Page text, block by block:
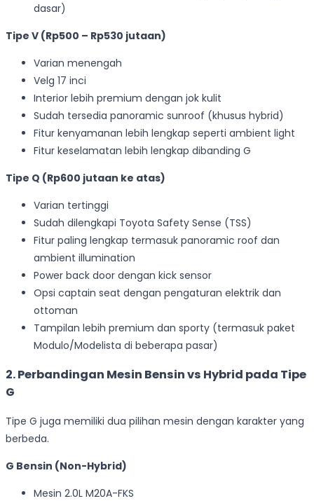
dasar)
Tipe V (Rp500 – Rp530 jutaan)
Varian menengah
Velg 17 inci
Interior lebih premium dengan jok kulit
Sudah tersedia panoramic sunroof (khusus hybrid)
Fitur kenyamanan lebih lengkap seperti ambient light
Fitur keselamatan lebih lengkap dibanding G
Tipe Q (Rp600 jutaan ke atas)
Varian tertinggi
Sudah dilengkapi Toyota Safety Sense (TSS)
Fitur paling lengkap termasuk panoramic roof dan
ambient illumination
Power back door dengan kick sensor
Opsi captain seat dengan pengaturan elektrik dan
ottoman
Tampilan lebih premium dan sporty (termasuk paket
Modulo/Modelista di beberapa pasar)
2. Perbandingan Mesin Bensin vs Hybrid pada Tipe
G
Tipe G juga memiliki dua pilihan mesin dengan karakter yang
berbeda.
G Bensin (Non-Hybrid)
Mesin 2.0L M20A-FKS